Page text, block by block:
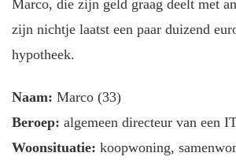
Marco, die zijn geld graag deelt met
zijn nichtje laatst een paar duizend
hypotheek.
Naam: Marco (33)
Beroep: algemeen directeur van een
Woonsituatie: koopwoning,